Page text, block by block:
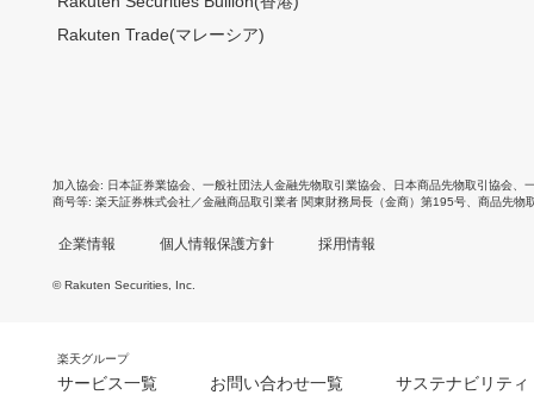
Rakuten Trade(マレーシア)
加入協会 日本証券業協会 一般社団法人金融先物取引業協会 日本商品先物取引協会
商号等 楽天証券株式会社／金融商品取引業者 関東財務局長（金商）第195号、商品先物
企業情報 個人情報保護方針 採用情報
© Rakuten Securities, Inc.
楽天グループ
サービス一覧 お問い合わせ一覧 サステナビリティ